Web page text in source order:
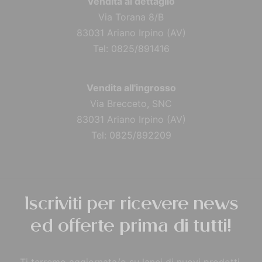
Via Torana 8/B
83031 Ariano Irpino (AV)
Tel: 0825/891416
Vendita all'ingrosso
Via Brecceto, SNC
83031 Ariano Irpino (AV)
Tel: 0825/892209
Iscriviti per ricevere news
ed offerte prima di tutti!